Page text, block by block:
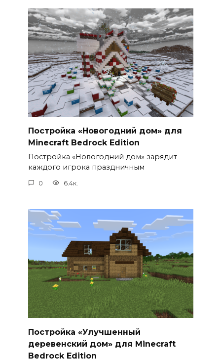
Постройка «Новогодний дом» для
Minecraft Bedrock Edition
Постройка «Новогодний дом» зарядит
каждого игрока праздничным
0 6.4к.
Постройка «Улучшенный
деревенский дом» для Minecraft
Bedrock Edition